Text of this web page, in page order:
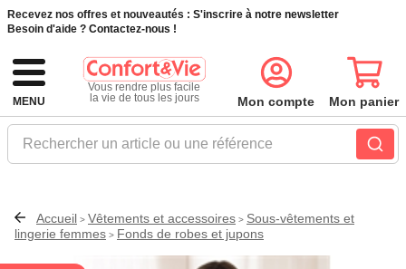
Recevez nos offres et nouveautés : S'inscrire à notre newsletter
Besoin d'aide ? Contactez-nous !
MENU
Vous rendre plus facile
la vie de tous les jours
Rechercher un article ou une référence
Mon compte Mon panier
Accueil > Vêtements et accessoires > Sous-vêtements et
lingerie femmes > Fonds de robes et jupons